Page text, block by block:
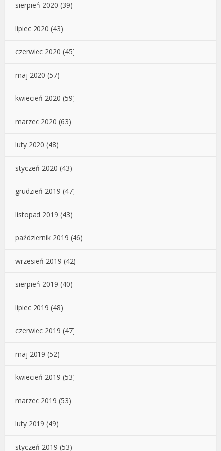
sierpień 2020 (39)
lipiec 2020 (43)
czerwiec 2020 (45)
maj 2020 (57)
kwiecień 2020 (59)
marzec 2020 (63)
luty 2020 (48)
styczeń 2020 (43)
grudzień 2019 (47)
listopad 2019 (43)
październik 2019 (46)
wrzesień 2019 (42)
sierpień 2019 (40)
lipiec 2019 (48)
czerwiec 2019 (47)
maj 2019 (52)
kwiecień 2019 (53)
marzec 2019 (53)
luty 2019 (49)
styczeń 2019 (53)